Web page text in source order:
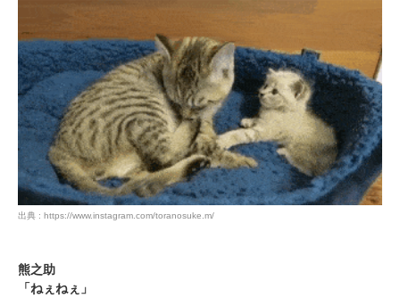
出典 : https://www.instagram.com/toranosuke.m/
熊之助
「ねぇねぇ」